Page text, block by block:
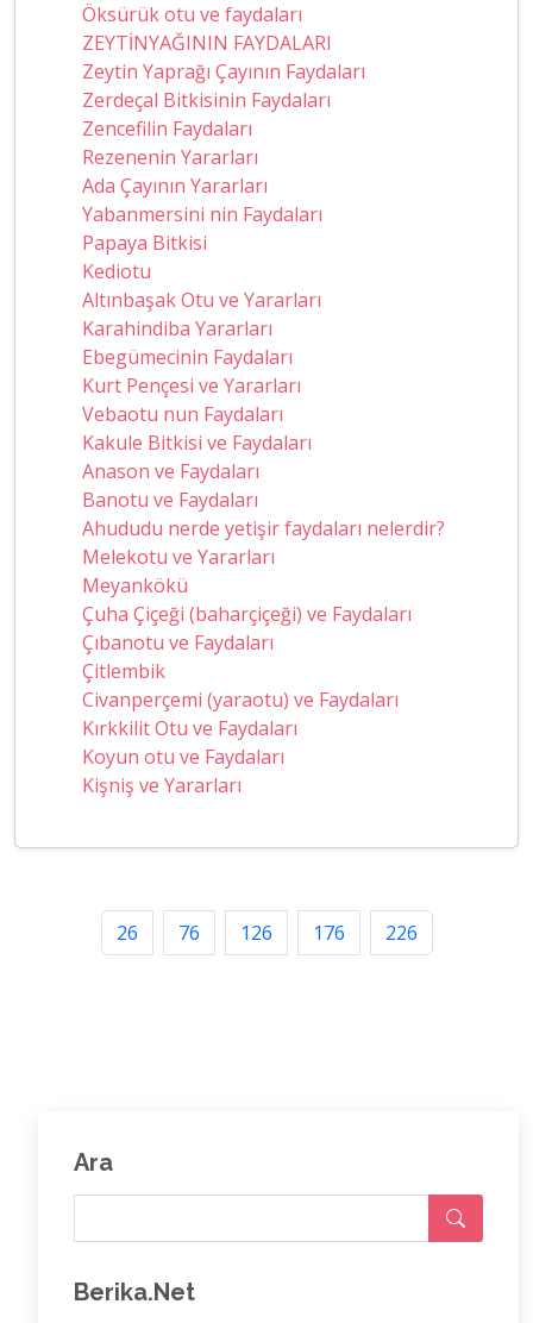
Öksürük otu ve faydaları
ZEYTİNYAĞININ FAYDALARI
Zeytin Yaprağı Çayının Faydaları
Zerdeçal Bitkisinin Faydaları
Zencefilin Faydaları
Rezenenin Yararları
Ada Çayının Yararları
Yabanmersini nin Faydaları
Papaya Bitkisi
Kediotu
Altınbaşak Otu ve Yararları
Karahindiba Yararları
Ebegümecinin Faydaları
Kurt Pençesi ve Yararları
Vebaotu nun Faydaları
Kakule Bitkisi ve Faydaları
Anason ve Faydaları
Banotu ve Faydaları
Ahududu nerde yetişir faydaları nelerdir?
Melekotu ve Yararları
Meyankökü
Çuha Çiçeği (baharçiçeği) ve Faydaları
Çıbanotu ve Faydaları
Çitlembik
Civanperçemi (yaraotu) ve Faydaları
Kırkkilit Otu ve Faydaları
Koyun otu ve Faydaları
Kişniş ve Yararları
26 76 126 176 226
Ara
Berika.Net